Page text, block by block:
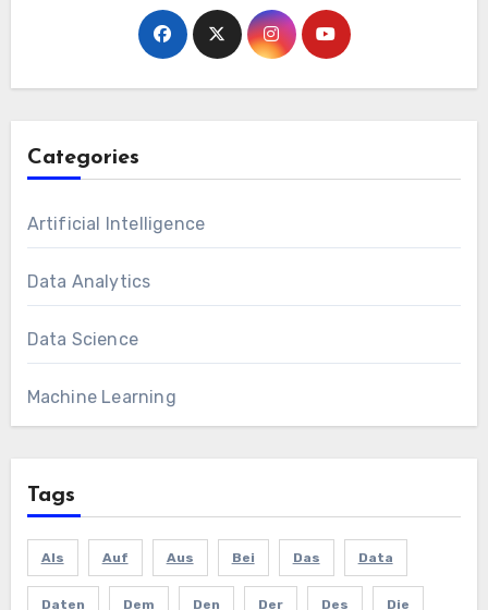
Categories
Artificial Intelligence
Data Analytics
Data Science
Machine Learning
Tags
Als Auf Aus Bei Das Data
Daten Dem Den Der Des Die